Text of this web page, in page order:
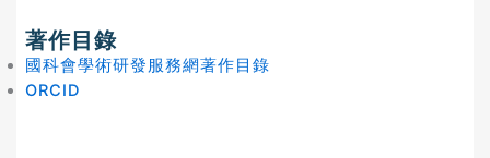
著作目錄
國科會學術研發服務網著作目錄
ORCID